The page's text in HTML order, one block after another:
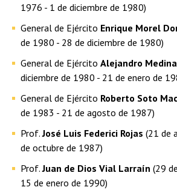
1976 - 1 de diciembre de 1980)
General de Ejército Enrique Morel
de 1980 - 28 de diciembre de 1980)
General de Ejército Alejandro
diciembre de 1980 - 21 de enero de
General de Ejército Roberto Soto
de 1983 - 21 de agosto de 1987)
Prof.José Luis Federici Rojas (21 de
de octubre de 1987)
Prof.Juan de Dios Vial Larraín (29
15 de enero de 1990)